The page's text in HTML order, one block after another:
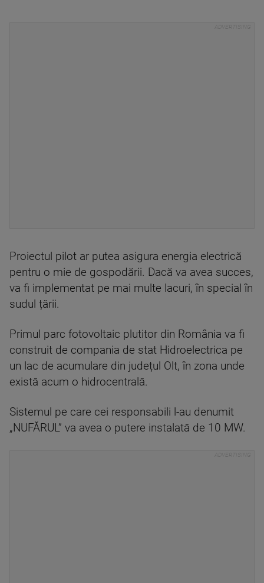
Proiectul pilot ar putea asigura energia electrică
pentru o mie de gospodării. Dacă va avea succes,
va fi implementat pe mai multe lacuri, în special în
sudul țării.
Primul parc fotovoltaic plutitor din România va fi
construit de compania de stat Hidroelectrica pe
un lac de acumulare din județul Olt, în zona unde
există acum o hidrocentrală.
Sistemul pe care cei responsabili l-au denumit
„NUFĂRUL” va avea o putere instalată de 10 MW.